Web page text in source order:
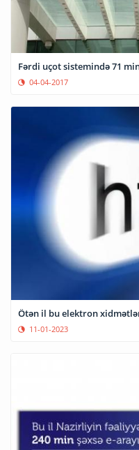
04-04-2017
Ötən il bu elektron
11-01-2023